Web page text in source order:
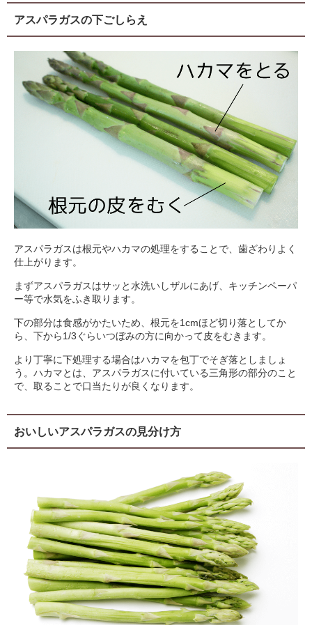
アスパラガスの下ごしらえ
アスパラガスは根元やハカマの処理をすることで、歯ざわりよく
仕上がります。
まずアスパラガスはサッと水洗いしザルにあげ、キッチンペーパ
ー等で水気をふき取ります。
下の部分は食感がかたいため、根元を1cmほど切り落としてか
ら、下から1/3ぐらいつぼみの方に向かって皮をむきます。
より丁寧に下処理する場合はハカマを包丁でそぎ落としましょ
う。ハカマとは、アスパラガスに付いている三角形の部分のこと
で、取ることで口当たりが良くなります。
おいしいアスパラガスの見分け方